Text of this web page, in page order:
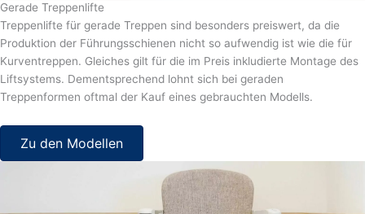
Gerade Treppenlifte
Treppenlifte für gerade Treppen sind besonders preiswert, da die
Produktion der Führungsschienen nicht so aufwendig ist wie die für
Kurventreppen. Gleiches gilt für die im Preis inkludierte Montage des
Liftsystems. Dementsprechend lohnt sich bei geraden
Treppenformen oftmal der Kauf eines gebrauchten Modells.
Zu den Modellen